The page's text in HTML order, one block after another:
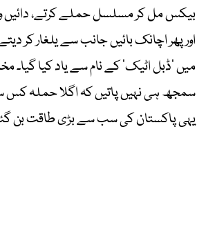
بیکس مل کر مسلسل حملے کرتے، دائیں
اور پھر اچانک بائیں جانب سے یلغار کر
میں ’ڈبل اٹیک‘ کے نام سے یاد کیا گیا۔
سمجھ ہی نہیں پاتیں کہ اگلا حملہ کس
یہی پاکستان کی سب سے بڑی طاقت بن